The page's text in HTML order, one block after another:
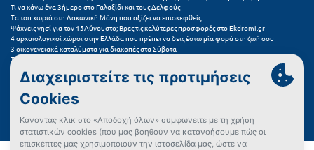
Κουρούτα Ηλείας
Κουφονήσια
Κρήτη
Κρουαζιέρες
Κυλλήνη
Τι να κάνω ένα 3ήμερο στο Γαλαξίδι και τους Δελφούς
Τα τοπ χωριά στη Λακωνική Μάνη που αξίζει να επισκεφθείς
Ψάχνεις νησί για τον 15Αύγουστο; Βρες τις καλύτερες προσφορές στο Ekdromi.gr
4 αρχαιολογικοί χώροι στην Ελλάδα που πρέπει να δεις έστω μία φορά στη ζωή σου
3 οικογενειακά καταλύματα για διακοπές στα Σύβοτα
Τα 11 καλύτερα καλοκαιρινά resorts στην Ελλάδα
7 μικρά ελληνικά νησιά για αξέχαστες καλοκαιρινές διακοπές
5+1 ινσταγκραμικές παραλίες στην Ελλάδα που αξίζουν μια θέση στο feed σου
Συχνές Ερωτήσεις (FAQs) για Ξενοδοχεία